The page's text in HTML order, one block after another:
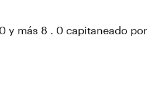
y más 8 . 0 capitaneado por